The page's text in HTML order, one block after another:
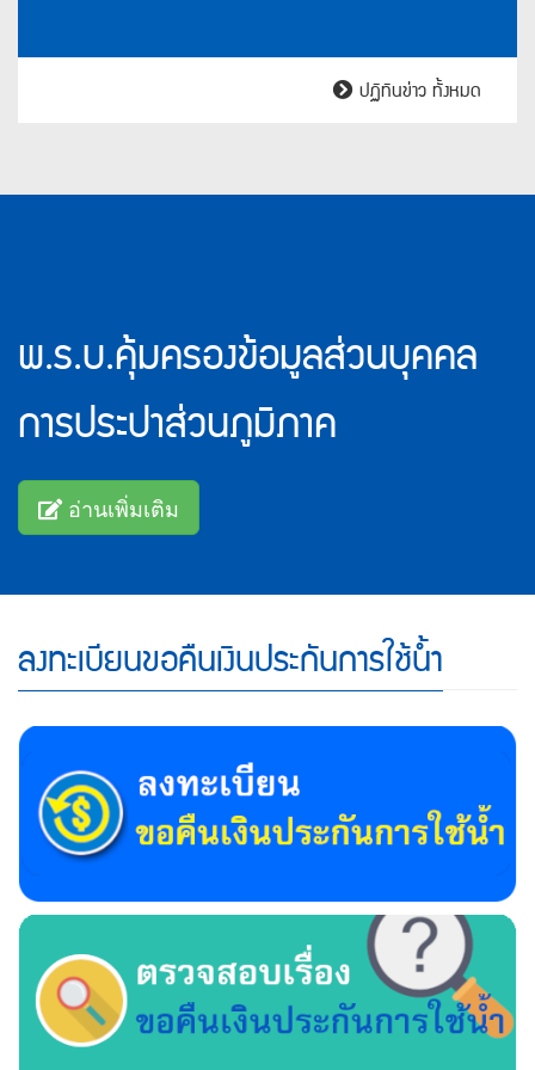
ปฏิทินข่าว ทั้งหมด
(PDPA)
พ.ร.บ.คุ้มครองข้อมูลส่วนบุคคล
การประปาส่วนภูมิภาค
อ่านเพิ่มเติม
ลงทะเบียนขอคืนเงินประกันการใช้น้ำ